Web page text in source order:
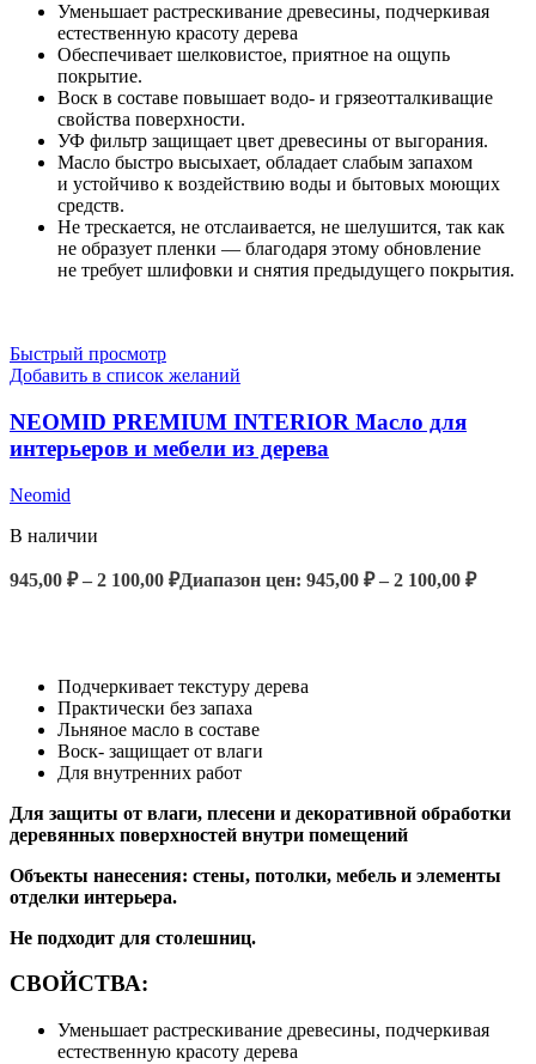
Уменьшает растрескивание древесины, подчеркивая
естественную красоту дерева
Обеспечивает шелковистое, приятное на ощупь
покрытие.
Воск в составе повышает водо- и грязеотталкиващие
свойства поверхности.
УФ фильтр защищает цвет древесины от выгорания.
Масло быстро высыхает, обладает слабым запахом
и устойчиво к воздействию воды и бытовых моющих
средств.
Не трескается, не отслаивается, не шелушится, так как
не образует пленки — благодаря этому обновление
не требует шлифовки и снятия предыдущего покрытия.
Быстрый просмотр
Добавить в список желаний
NEOMID PREMIUM INTERIOR Масло для
интерьеров и мебели из дерева
Neomid
В наличии
945,00 ₽ – 2 100,00 ₽Диапазон цен: 945,00 ₽ – 2 100,00 ₽
Подчеркивает текстуру дерева
Практически без запаха
Льняное масло в составе
Воск- защищает от влаги
Для внутренних работ
Для защиты от влаги, плесени и декоративной обработки
деревянных поверхностей внутри помещений
Объекты нанесения: стены, потолки, мебель и элементы
отделки интерьера.
Не подходит для столешниц.
СВОЙСТВА:
Уменьшает растрескивание древесины, подчеркивая
естественную красоту дерева